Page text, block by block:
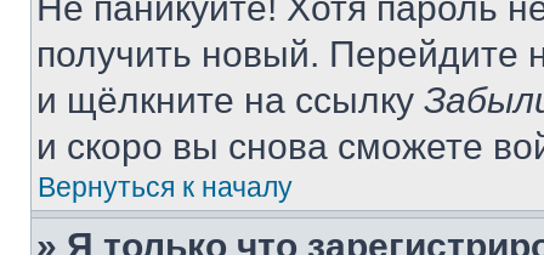
получить новый. Перейдите
и щёлкните на ссылку
и скоро вы снова сможете
Вернуться к началу
» Я только что